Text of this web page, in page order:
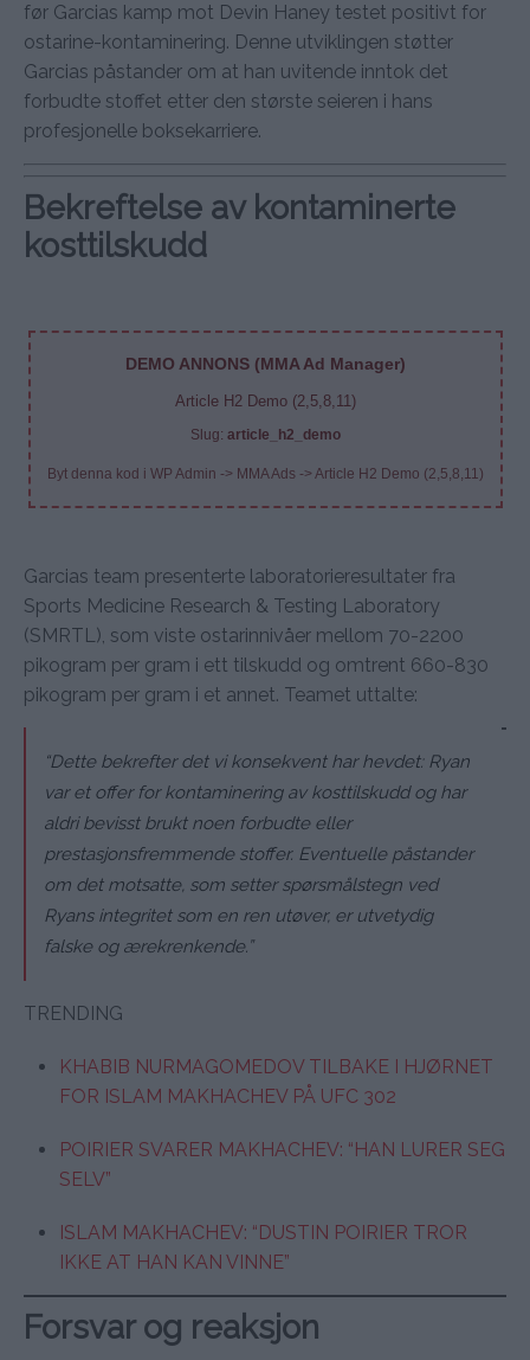
før Garcias kamp mot Devin Haney testet positivt for
ostarine-kontaminering. Denne utviklingen støtter
Garcias påstander om at han uvitende inntok det
forbudte stoffet etter den største seieren i hans
profesjonelle boksekarriere.
Bekreftelse av kontaminerte
kosttilskudd
DEMO ANNONS (MMA Ad Manager)
Article H2 Demo (2,5,8,11)
Slug: article_h2_demo
Byt denna kod i WP Admin -> MMA Ads -> Article H2 Demo (2,5,8,11)
Garcias team presenterte laboratorieresultater fra
Sports Medicine Research & Testing Laboratory
(SMRTL), som viste ostarinnivåer mellom 70-2200
pikogram per gram i ett tilskudd og omtrent 660-830
pikogram per gram i et annet. Teamet uttalte:
“Dette bekrefter det vi konsekvent har hevdet: Ryan
var et offer for kontaminering av kosttilskudd og har
aldri bevisst brukt noen forbudte eller
prestasjonsfremmende stoffer. Eventuelle påstander
om det motsatte, som setter spørsmålstegn ved
Ryans integritet som en ren utøver, er utvetydig
falske og ærekrenkende.”
TRENDING
KHABIB NURMAGOMEDOV TILBAKE I HJØRNET
FOR ISLAM MAKHACHEV PÅ UFC 302
POIRIER SVARER MAKHACHEV: “HAN LURER SEG
SELV”
ISLAM MAKHACHEV: “DUSTIN POIRIER TROR
IKKE AT HAN KAN VINNE”
Forsvar og reaksjon